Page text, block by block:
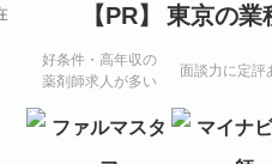
好条件・高年収の
薬剤師求人が多い
面談力に定評
東京の業